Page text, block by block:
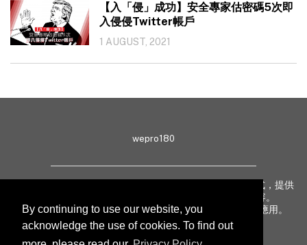
By continuing to use our website, you
acknowledge the use of cookies. To find out
【入「侵」成功】安全專家估密碼5次即
入侵侵Twitter帳戶
1 AUGUST, 2021
wepro180
wepro180 由 IT 業界專家組成，以生動有趣、深入淺出方式，提供
最新 IT 動態、趨勢、技術、行業熱話、專題報導等內容。
致力提升亞太地區科技知識及網絡安全意識，促進新技術應用。